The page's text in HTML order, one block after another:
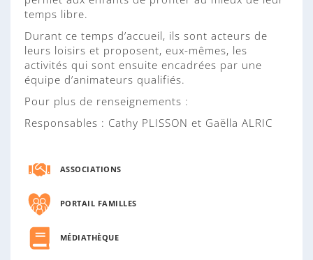
temps libre.
Durant ce temps d’accueil, ils sont acteurs de
leurs loisirs et proposent, eux-mêmes, les
activités qui sont ensuite encadrées par une
équipe d’animateurs qualifiés.
Pour plus de renseignements :
Responsables : Cathy PLISSON et Gaëlla ALRIC
ASSOCIATIONS
PORTAIL FAMILLES
MÉDIATHÈQUE